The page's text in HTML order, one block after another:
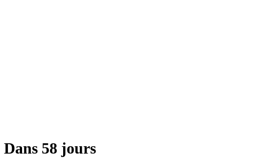
Dans 58 jours